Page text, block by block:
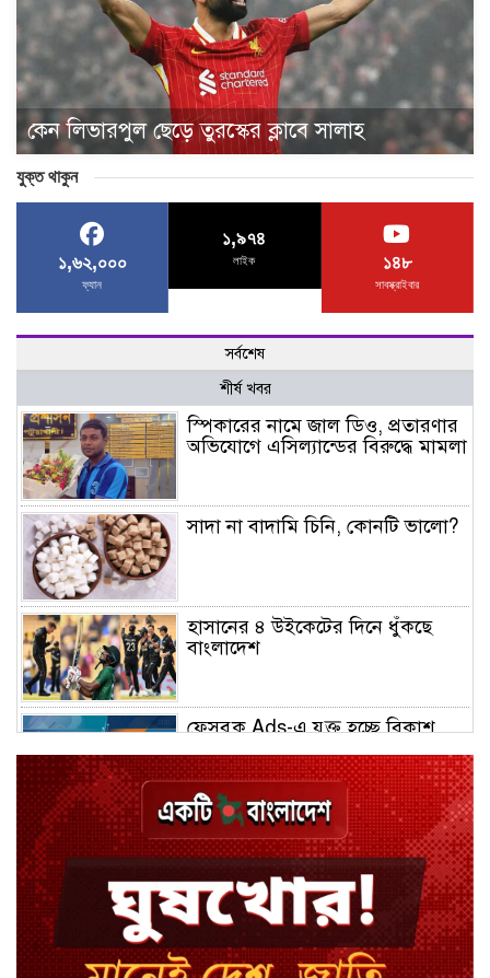
কেন লিভারপুল ছেড়ে তুরস্কের ক্লাবে সালাহ
যুক্ত থাকুন
১,৬২,০০০
ফ্যান
১,৯৭৪
লাইক ১৪৮
সাবস্ক্রাইবার
সর্বশেষ
শীর্ষ খবর
স্পিকারের নামে জাল ডিও, প্রতারণার
অভিযোগে এসিল্যান্ডের বিরুদ্ধে মামলা
সাদা না বাদামি চিনি, কোনটি ভালো?
হাসানের ৪ উইকেটের দিনে ধুঁকছে
বাংলাদেশ
ফেসবুক Ads-এ যুক্ত হচ্ছে বিকাশ
বিয়ে ভাঙার গুঞ্জনে মুখ খুললেন রণজয়
কেন লিভারপুল ছেড়ে তুরস্কের ক্লাবে
সালাহ